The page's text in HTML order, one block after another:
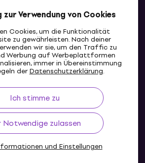
zur Verwendung von Cookies
Cookies, um die Funktionalität
zu gewährleisten. Nach deiner
wir sie, um den Traffic zu
Werbung auf Werbeplattformen
immer in Übereinstimmung
derDatenschutzerklärung.
Ich stimme zu
Notwendige zulassen
und Einstellungen
DE